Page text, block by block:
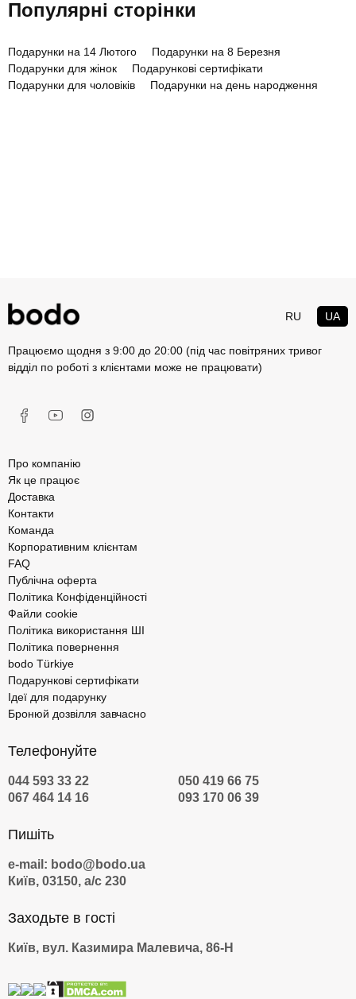
Популярні сторінки
Подарунки на 14 Лютого
Подарунки на 8 Березня
Подарунки для жінок
Подарункові сертифікати
Подарунки для чоловіків
Подарунки на день народження
RU UA
Працюємо щодня з 9:00 до 20:00 (під час повітряних тривог
відділ по роботі з клієнтами може не працювати)
Про компанію
Як це працює
Доставка
Контакти
Команда
Корпоративним клієнтам
FAQ
Публічна оферта
Політика Конфіденційності
Файли cookie
Політика використання ШІ
Політика повернення
bodo Türkiye
Подарункові сертифікати
Ідеї для подарунку
Бронюй дозвілля завчасно
Телефонуйте
044 593 33 22
050 419 66 75
067 464 14 16
093 170 06 39
Пишіть
e-mail: bodo@bodo.ua
Київ, 03150, а/с 230
Заходьте в гості
Київ, вул. Казимира Малевича, 86-Н